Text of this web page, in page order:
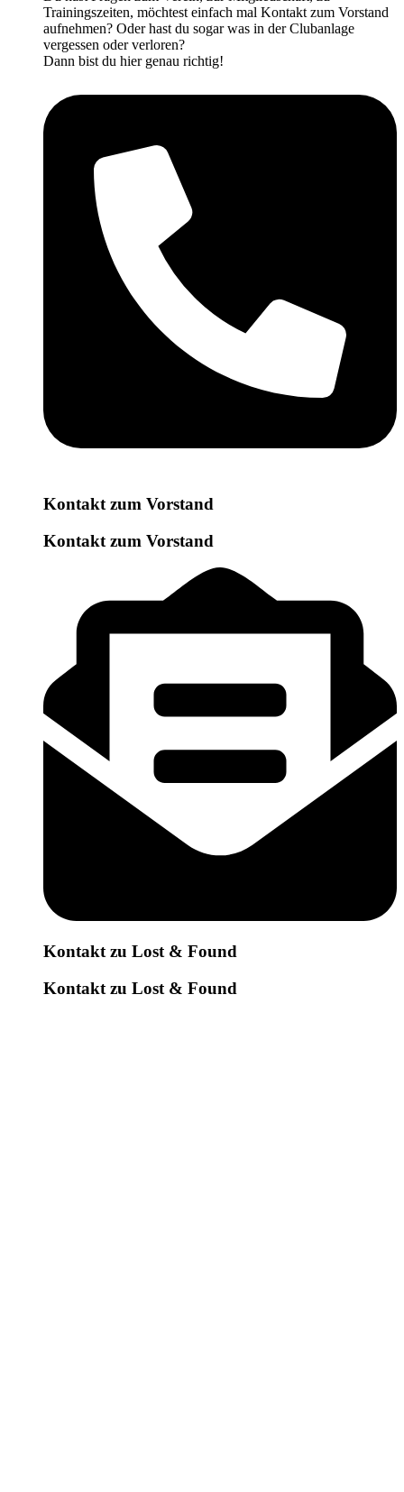
Trainingszeiten, möchtest einfach mal Kontakt zum Vorstand
aufnehmen? Oder hast du sogar was in der Clubanlage
vergessen oder verloren?
Dann bist du hier genau richtig!
Kontakt zum Vorstand
Kontakt zum Vorstand
Kontakt zu Lost & Found
Kontakt zu Lost & Found